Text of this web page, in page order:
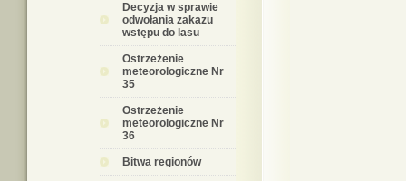
Decyzja w sprawie
odwołania zakazu
wstępu do lasu
Ostrzeżenie
meteorologiczne Nr
35
Ostrzeżenie
meteorologiczne Nr
36
Bitwa regionów